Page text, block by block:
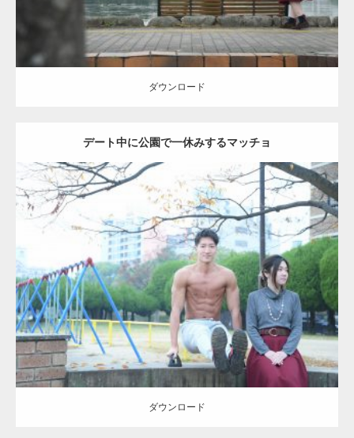
ダウンロード
デート中に公園で一休みするマッチョ
Update:2021.07.6
Category:公園のマッチョ その他 AKIHITO(細マッチョ) 腹筋
ダウンロード
ダウンロード